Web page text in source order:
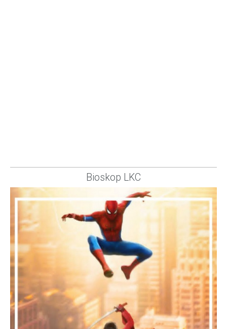
Bioskop LKC